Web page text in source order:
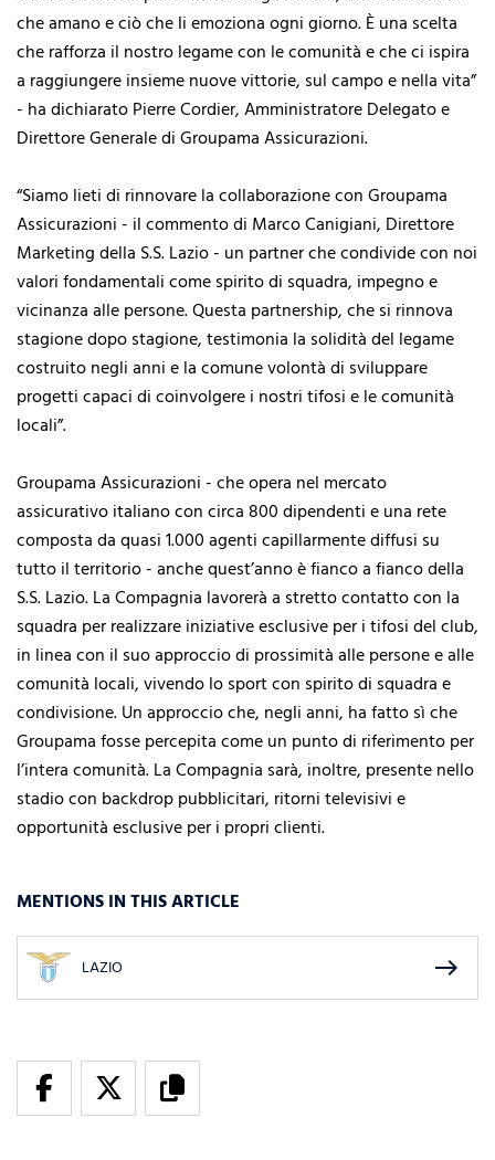
che amano e ciò che li emoziona ogni giorno. È una scelta
che rafforza il nostro legame con le comunità e che ci ispira
a raggiungere insieme nuove vittorie, sul campo e nella vita”
- ha dichiarato Pierre Cordier, Amministratore Delegato e
Direttore Generale di Groupama Assicurazioni.
“Siamo lieti di rinnovare la collaborazione con Groupama
Assicurazioni - il commento di Marco Canigiani, Direttore
Marketing della S.S. Lazio - un partner che condivide con noi
valori fondamentali come spirito di squadra, impegno e
vicinanza alle persone. Questa partnership, che si rinnova
stagione dopo stagione, testimonia la solidità del legame
costruito negli anni e la comune volontà di sviluppare
progetti capaci di coinvolgere i nostri tifosi e le comunità
locali”.
Groupama Assicurazioni - che opera nel mercato
assicurativo italiano con circa 800 dipendenti e una rete
composta da quasi 1.000 agenti capillarmente diffusi su
tutto il territorio - anche quest’anno è fianco a fianco della
S.S. Lazio. La Compagnia lavorerà a stretto contatto con la
squadra per realizzare iniziative esclusive per i tifosi del club,
in linea con il suo approccio di prossimità alle persone e alle
comunità locali, vivendo lo sport con spirito di squadra e
condivisione. Un approccio che, negli anni, ha fatto sì che
Groupama fosse percepita come un punto di riferimento per
l’intera comunità. La Compagnia sarà, inoltre, presente nello
stadio con backdrop pubblicitari, ritorni televisivi e
opportunità esclusive per i propri clienti.
MENTIONS IN THIS ARTICLE
LAZIO east